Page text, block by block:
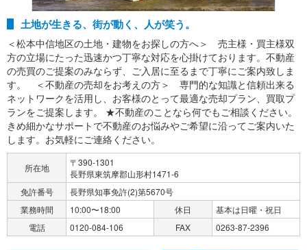
土地が生きる、街が動く、人が笑う。
＜松本中信地区の土地・建物をお探しの方へ＞ 売主様・買主様双
方の立場にたった迅速かつ丁寧な対応を心掛けております。不動産
の売買のご提案のみならず、ご入居に至るまで丁寧にご案内致しま
す。 ＜不動産の売却をお考えの方＞ 専門的な知識と信頼出来る
ネットワークを活用し、お客様のとって最適な売却プラン、買取プ
ランをご提案します。 ★不動産のことなら何でもご相談ください。
きめ細かなサポートで不動産のお悩みやご希望に沿ってご案内いた
します。お気軽にご連絡ください。
所在地
〒390-1301
長野県東筑摩郡山形村1471-6
免許番号
長野県知事免許(2)第5670号
業務時間
10:00〜18:00 休日
基本は日曜・祝日
電話
0120-084-106 FAX 0263-87-2396